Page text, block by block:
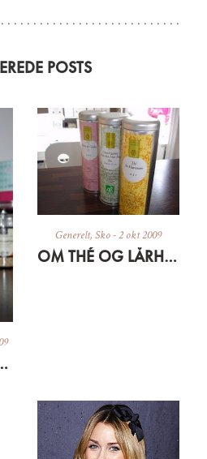
POSTS
MORGENMAD
Generelt,Sko-2 okt 2009
OM THÉ OG LÅRHØJE STØVLER (TIL HOBITTER)